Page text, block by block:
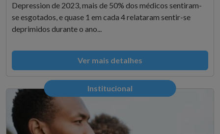
Depression de 2023, mais de 50% dos médicos sentiram-
se esgotados, e quase 1 em cada 4 relataram sentir-se
deprimidos durante o ano...
Ver mais detalhes
Institucional